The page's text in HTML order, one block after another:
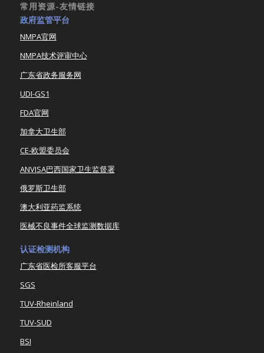
常用资源-友情链接
政府监管平台
NMPA官网
NMPA技术评审中心
广东省政务服务网
UDI-GS1
FDA官网
加拿大卫生部
CE-欧盟委员会
ANVISA巴西国家卫生监督署
俄罗斯卫生部
澳大利亚药监系统
医械不良事件全球监测数据库
认证检测机构
广东省医检所客服平台
SGS
TUV-Rheinland
TUV-SUD
BSI